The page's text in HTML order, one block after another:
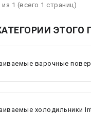
1 (всего 1 страниц)
варочные
холодильники